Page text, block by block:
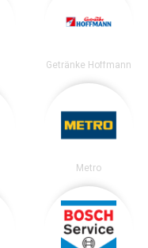
Getränke Hoffmann
Metro